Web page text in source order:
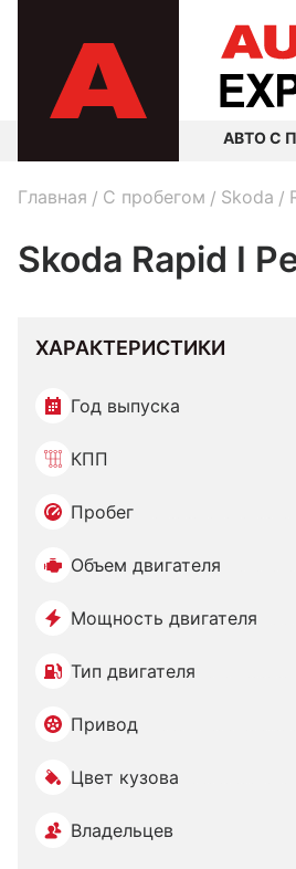
АВТО С
Главная C пробегом Skoda
Skoda Rapid I
ХАРАКТЕРИСТИКИ
Год выпуска
КПП
Пробег
Объем двигателя
Мощность двигателя
Тип двигателя
Привод
Цвет кузова
Владельцев